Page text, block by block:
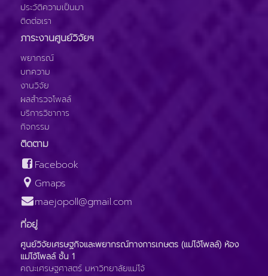
ประวัติความเป็นมา
ติดต่อเรา
ภาระงานศูนย์วิจัยฯ
พยากรณ์
บทความ
งานวิจัย
ผลสำรวจโพลล์
บริการวิชาการ
กิจกรรม
ติดตาม
Facebook
Gmaps
maejopoll@gmail.com
ที่อยู่
ศูนย์วิจัยเศรษฐกิจและพยากรณ์ทางการเกษตร (แม่โจ้โพลล์) ห้อง
แม่โจ้โพลล์ ชั้น 1
คณะเศรษฐศาสตร์ มหาวิทยาลัยแม่โจ้